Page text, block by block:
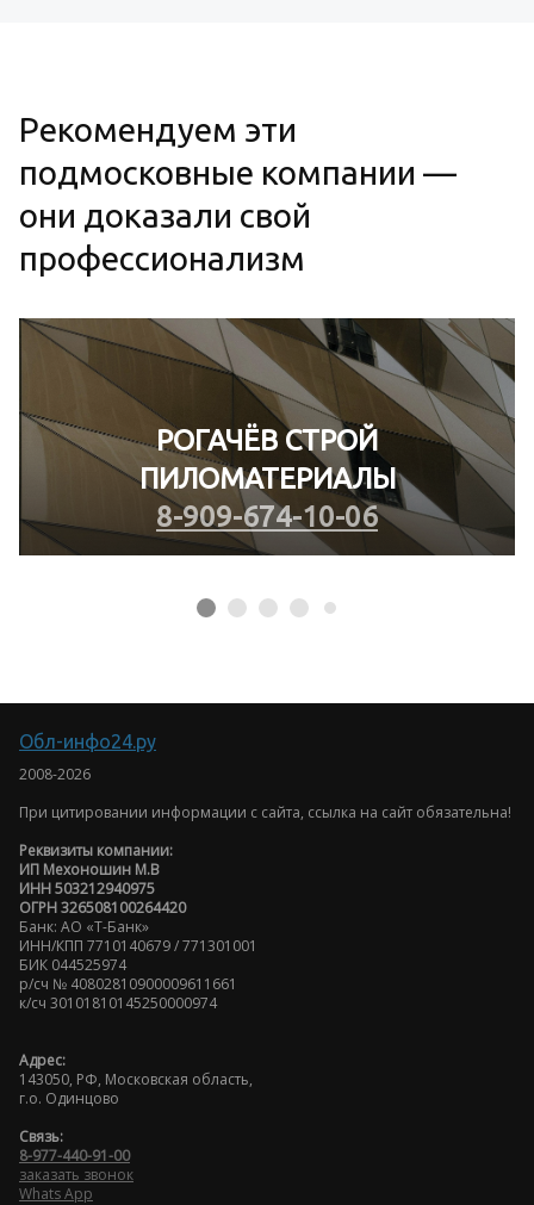
Рекомендуем эти
подмосковные компании —
они доказали свой
профессионализм
РОГАЧЁВ СТРОЙ
ПИЛОМАТЕРИАЛЫ
8-909-674-10-06
Обл-инфо24.ру
2008-2026
При цитировании информации с сайта, ссылка на сайт обязательна!
Реквизиты компании:
ИП Мехоношин М.В
ИНН 503212940975
ОГРН 326508100264420
Банк: АО «Т-Банк»
ИНН/КПП 7710140679 / 771301001
БИК 044525974
р/сч № 40802810900009611661
к/сч 30101810145250000974
Адрес:
143050, РФ, Московская область,
г.о. Одинцово
Связь:
8-977-440-91-00
заказать звонок
Whats App